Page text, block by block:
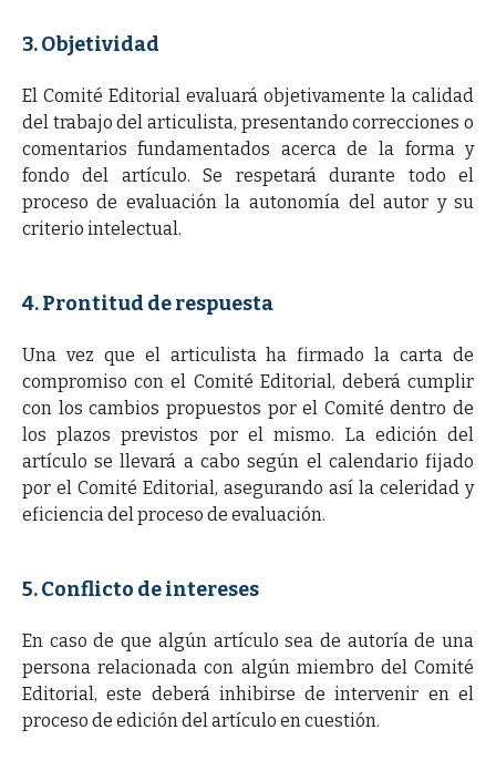
3. Objetividad
El Comité Editorial evaluará objetivamente la calidad
del trabajo del articulista, presentando correcciones o
comentarios fundamentados acerca de la forma y
fondo del artículo. Se respetará durante todo el
proceso de evaluación la autonomía del autor y su
criterio intelectual.
4. Prontitud de respuesta
Una vez que el articulista ha firmado la carta de
compromiso con el Comité Editorial, deberá cumplir
con los cambios propuestos por el Comité dentro de
los plazos previstos por el mismo. La edición del
artículo se llevará a cabo según el calendario fijado
por el Comité Editorial, asegurando así la celeridad y
eficiencia del proceso de evaluación.
5. Conflicto de intereses
En caso de que algún artículo sea de autoría de una
persona relacionada con algún miembro del Comité
Editorial, este deberá inhibirse de intervenir en el
proceso de edición del artículo en cuestión.